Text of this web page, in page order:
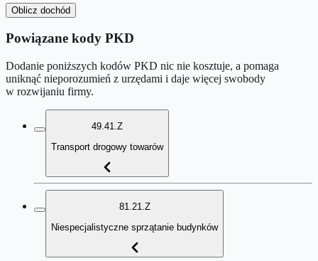
Oblicz dochód
Powiązane kody PKD
Dodanie poniższych kodów PKD nic nie kosztuje, a pomaga
uniknąć nieporozumień z urzędami i daje więcej swobody
w rozwijaniu firmy.
49.41.Z
Transport drogowy towarów
81.21.Z
Niespecjalistyczne sprzątanie budynków